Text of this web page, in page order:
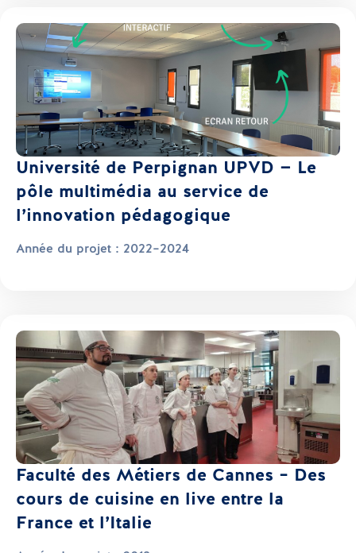
Université de Perpignan UPVD — Le
pôle multimédia au service de
l’innovation pédagogique
Année du projet : 2022–2024
Faculté des Métiers de Cannes – Des
cours de cuisine en live entre la
France et l’Italie